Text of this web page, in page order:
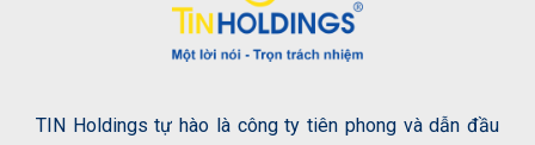
TIN Holdings tự hào là công ty tiên phong và dẫn đầu